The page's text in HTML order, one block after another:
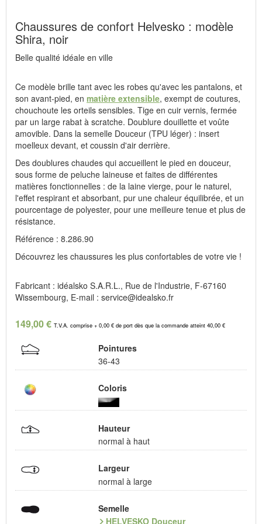
Chaussures de confort Helvesko : modèle
Shira, noir
Belle qualité idéale en ville
Ce modèle brille tant avec les robes qu'avec les pantalons, et
son avant-pied, en matière extensible, exempt de coutures,
chouchoute les orteils sensibles. Tige en cuir vernis, fermée
par un large rabat à scratche. Doublure douillette et voûte
amovible. Dans la semelle Douceur (TPU léger) : insert
moelleux devant, et coussin d'air derrière.
Des doublures chaudes qui accueillent le pied en douceur,
sous forme de peluche laineuse et faites de différentes
matières fonctionnelles : de la laine vierge, pour le naturel,
l'effet respirant et absorbant, pur une chaleur équilibrée, et un
pourcentage de polyester, pour une meilleure tenue et plus de
résistance.
Référence : 8.286.90
Découvrez les chaussures les plus confortables de votre vie !
Fabricant : idéalsko S.A.R.L., Rue de l'Industrie, F-67160
Wissembourg, E-mail : service@idealsko.fr
149,00 € T.V.A. comprise + 0,00 € de port dès que la commande atteint 40,00 €
Pointures
36-43
Coloris
Hauteur
normal à haut
Largeur
normal à large
Semelle
HELVESKO Douceur